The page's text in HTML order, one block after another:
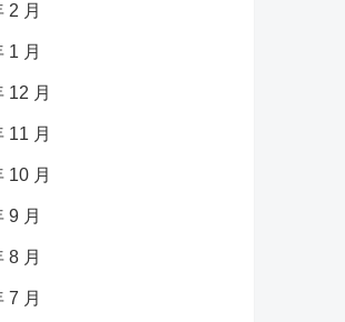
2 月
1 月
12 月
11 月
10 月
9 月
8 月
7 月